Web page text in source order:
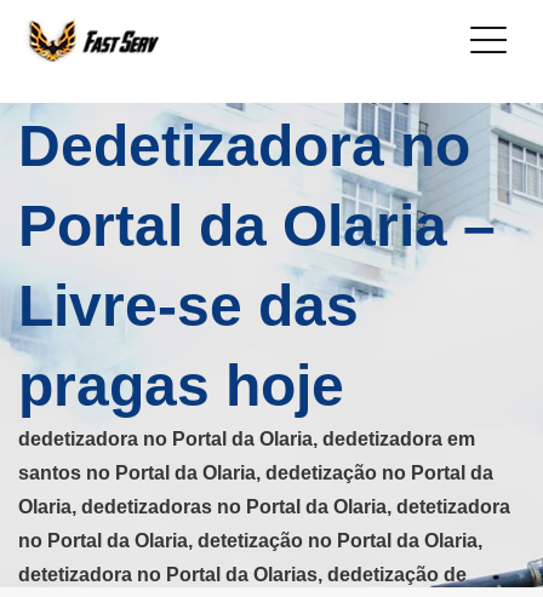
Dedetizadora no
Portal da Olaria –
Livre-se das
pragas hoje
dedetizadora no Portal da Olaria, dedetizadora em
santos no Portal da Olaria, dedetização no Portal da
Olaria, dedetizadoras no Portal da Olaria, detetizadora
no Portal da Olaria, detetização no Portal da Olaria,
detetizadora no Portal da Olarias, dedetização de